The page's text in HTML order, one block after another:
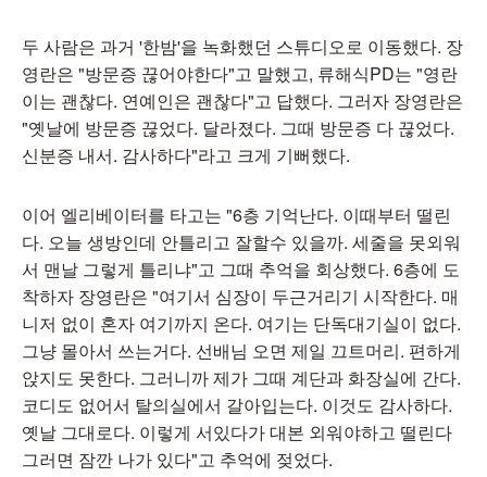
두 사람은 과거 '한밤'을 녹화했던 스튜디오로 이동했다. 장
영란은 "방문증 끊어야한다"고 말했고, 류해식PD는 "영란
이는 괜찮다. 연예인은 괜찮다"고 답했다. 그러자 장영란은
"옛날에 방문증 끊었다. 달라졌다. 그때 방문증 다 끊었다.
신분증 내서. 감사하다"라고 크게 기뻐했다.
이어 엘리베이터를 타고는 "6층 기억난다. 이때부터 떨린
다. 오늘 생방인데 안틀리고 잘할수 있을까. 세줄을 못외워
서 맨날 그렇게 틀리냐"고 그때 추억을 회상했다. 6층에 도
착하자 장영란은 "여기서 심장이 두근거리기 시작한다. 매
니저 없이 혼자 여기까지 온다. 여기는 단독대기실이 없다.
그냥 몰아서 쓰는거다. 선배님 오면 제일 끄트머리. 편하게
앉지도 못한다. 그러니까 제가 그때 계단과 화장실에 간다.
코디도 없어서 탈의실에서 갈아입는다. 이것도 감사하다.
옛날 그대로다. 이렇게 서있다가 대본 외워야하고 떨린다
그러면 잠깐 나가 있다"고 추억에 젖었다.